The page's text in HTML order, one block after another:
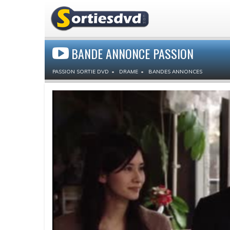
BANDE ANNONCE PASSION
PASSION SORTIE DVD DRAME BANDES ANNONCES